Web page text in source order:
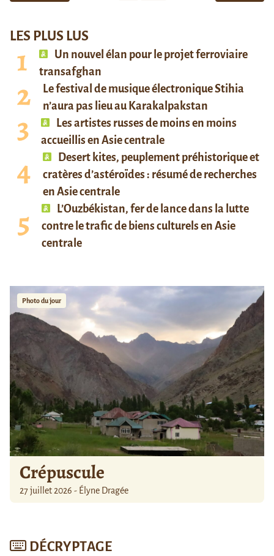
LES PLUS LUS
Un nouvel élan pour le projet ferroviaire
transafghan
Le festival de musique électronique Stihia
n’aura pas lieu au Karakalpakstan
Les artistes russes de moins en moins
accueillis en Asie centrale
Desert kites, peuplement préhistorique et
cratères d’astéroïdes : résumé de recherches
en Asie centrale
L’Ouzbékistan, fer de lance dans la lutte
contre le trafic de biens culturels en Asie
centrale
Photo du jour
Crépuscule
27 juillet 2026 - Élyne Dragée
DÉCRYPTAGE